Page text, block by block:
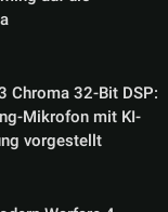
Chroma 32-Bit DSP:
Mikrofon mit KI-
vorgestellt